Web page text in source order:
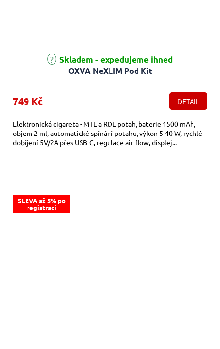
OXVA NeXLIM Pod Kit
Průměrné hodnocení produktu je 4,6 z 5 hvězdiček.
Skladem - expedujeme ihned
749 Kč DETAIL
Elektronická cigareta - MTL a RDL potah, baterie 1500 mAh,
objem 2 ml, automatické spínání potahu, výkon 5-40 W, rychlé
dobíjení 5V/2A přes USB-C, regulace air-flow, displej...
SLEVA až 5% po
registraci